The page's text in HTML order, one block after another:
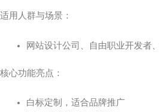
适用人群与场景：
网站设计公司、自由职业开发者
核心功能亮点：
白标定制，适合品牌推广